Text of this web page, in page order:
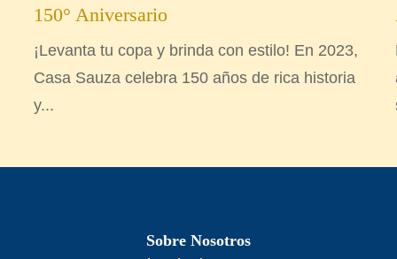
150° Aniversario
¡Levanta tu copa y brinda con estilo! En 2023,
Casa Sauza celebra 150 años de rica historia
y...
Sobre Nosotros